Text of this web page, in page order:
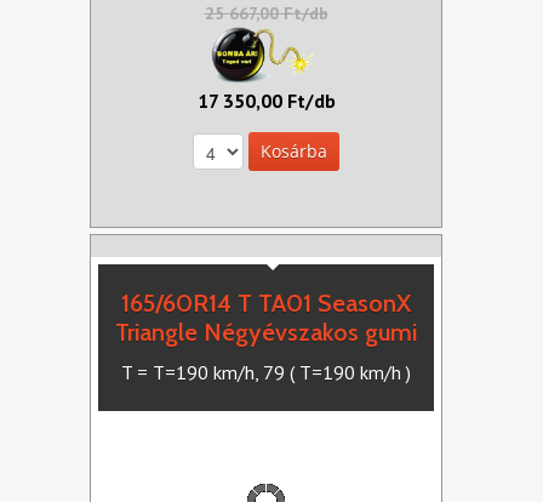
25 667,00 Ft/db
17 350,00 Ft/db
165/60R14 T TA01 SeasonX
Triangle Négyévszakos gumi
T = T=190 km/h, 79 ( T=190 km/h )